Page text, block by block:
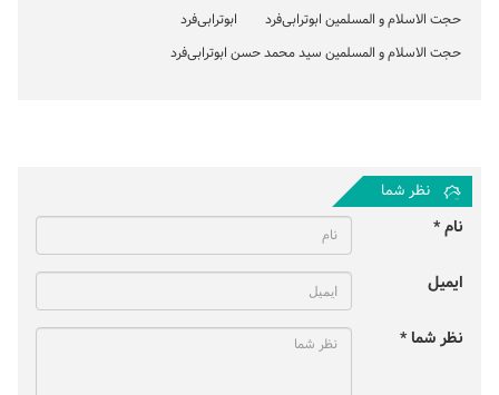
حجت الاسلام و المسلمین ابوترابی‌فرد
ابوترابی‌فرد
حجت الاسلام و المسلمین سید محمد حسن ابوترابی‌فرد
نظر شما
نام *
ایمیل
نظر شما *